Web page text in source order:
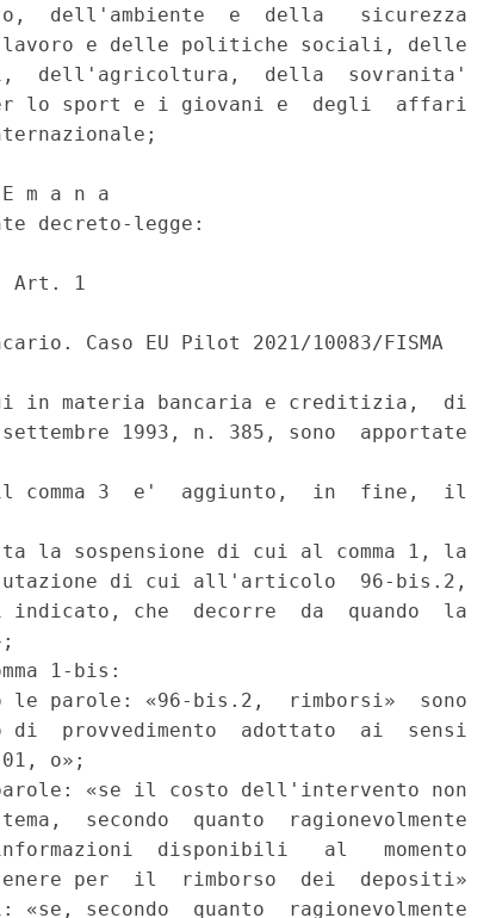
dell'ambiente  e  della   sicurezza
e delle politiche sociali, delle
dell'agricoltura,  della  sovranita'
lo sport e i giovani e  degli  affari
m a n a
decreto-legge:
Art. 1
Caso EU Pilot 2021/10083/FISMA
in materia bancaria e creditizia,  di
1993, n. 385, sono  apportate
comma 3  e'  aggiunto,  in  fine,  il
la sospensione di cui al comma 1, la
di cui all'articolo  96-bis.2,
indicato, che  decorre  da  quando  la
1-bis:
le parole: «96-bis.2,  rimborsi»  sono
provvedimento  adottato  ai  sensi
o»;
«se il costo dell'intervento non
secondo  quanto  ragionevolmente
disponibili   al   momento
per  il  rimborso  dei  depositi»
secondo  quanto  ragionevolmente